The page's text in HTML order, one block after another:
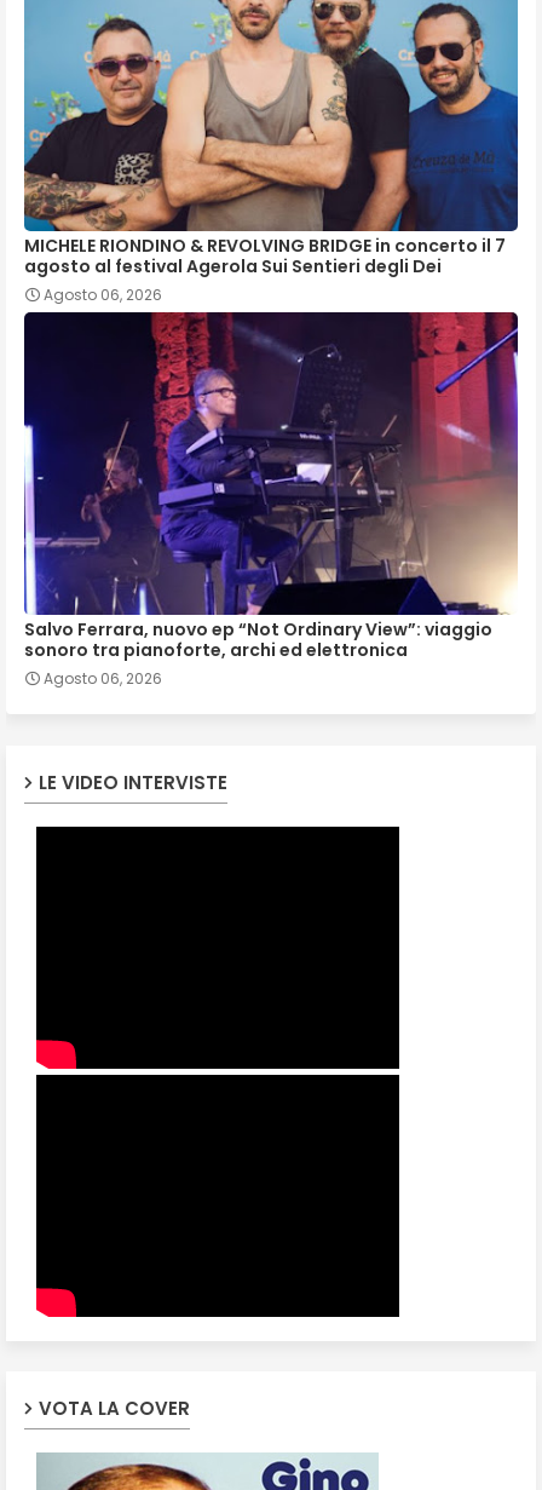
MICHELE RIONDINO & REVOLVING BRIDGE in concerto il 7
agosto al festival Agerola Sui Sentieri degli Dei
Agosto 06, 2026
Salvo Ferrara, nuovo ep “Not Ordinary View”: viaggio
sonoro tra pianoforte, archi ed elettronica
Agosto 06, 2026
LE VIDEO INTERVISTE
VOTA LA COVER